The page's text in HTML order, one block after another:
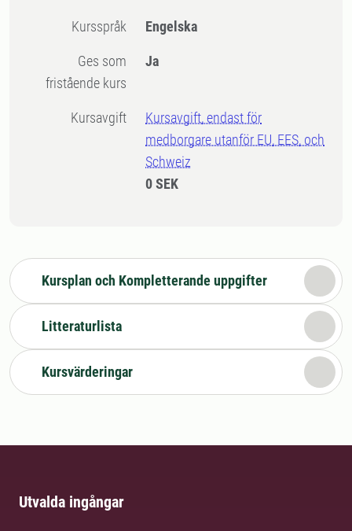
Kursspråk Engelska
Ges som
fristående kurs
Ja
Kursavgift
Kursavgift, endast för
medborgare utanför EU, EES, och
Schweiz
0 SEK
Kursplan och Kompletterande uppgifter
Litteraturlista
Kursvärderingar
Utvalda ingångar